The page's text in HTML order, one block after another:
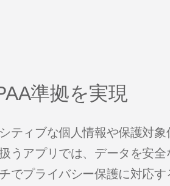
準拠を実現
ティブな個人情報や保護対
うアプリでは、データを安
でプライバシー保護に対応